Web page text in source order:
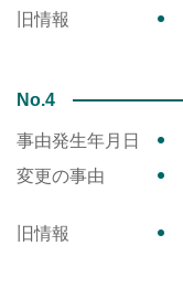
旧情報
No.4
事由発生年月日
変更の事由
旧情報